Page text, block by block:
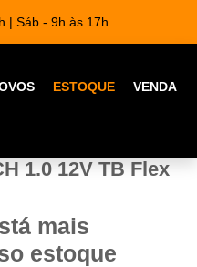
| Sáb - 9h às 17h
ESTOQUE VENDA
1.0 12V TB Flex
mais
estoque